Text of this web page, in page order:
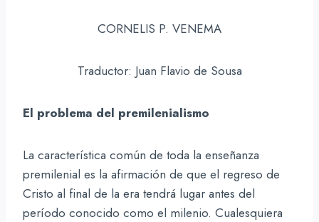
CORNELIS P. VENEMA
Traductor: Juan Flavio de Sousa
El problema del premilenialismo
La característica común de toda la enseñanza
premilenial es la afirmación de que el regreso de
Cristo al final de la era tendrá lugar antes del
período conocido como el milenio. Cualesquiera